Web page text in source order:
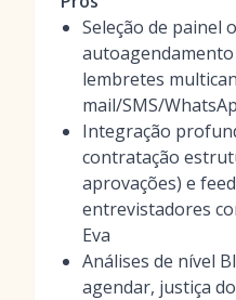
Seleção de painel
lembretes
mail/SMS/
Integração
contratação
aprovações) e
entrevistadores
Eva
Análises de nível
agendar, justiça